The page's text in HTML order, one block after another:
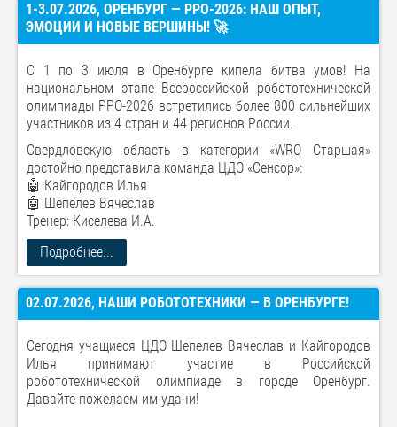
1-3.07.2026, ОРЕНБУРГ — РРО-2026: НАШ ОПЫТ,
ЭМОЦИИ И НОВЫЕ ВЕРШИНЫ! 🚀
С 1 по 3 июля в Оренбурге кипела битва умов! На
национальном этапе Всероссийской робототехнической
олимпиады РРО-2026 встретились более 800 сильнейших
участников из 4 стран и 44 регионов России.
Свердловскую область в категории «WRO Старшая»
достойно представила команда ЦДО «Сенсор»:
🤖 Кайгородов Илья
🤖 Шепелев Вячеслав
Тренер: Киселева И.А.
Подробнее...
02.07.2026, НАШИ РОБОТОТЕХНИКИ — В ОРЕНБУРГЕ!
Сегодня учащиеся ЦДО Шепелев Вячеслав и Кайгородов
Илья принимают участие в Российской
робототехнической олимпиаде в городе Оренбург.
Давайте пожелаем им удачи!